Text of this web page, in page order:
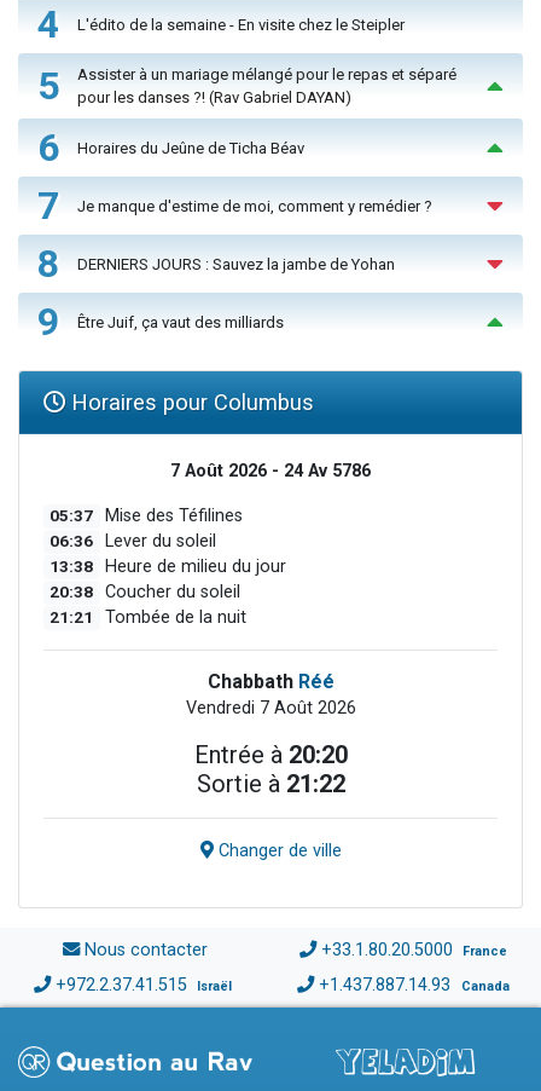
4 L'édito de la semaine - En visite chez le Steipler
5
Assister à un mariage mélangé pour le repas et séparé
pour les danses ?! (Rav Gabriel DAYAN)
6 Horaires du Jeûne de Ticha Béav
7 Je manque d'estime de moi, comment y remédier ?
8 DERNIERS JOURS : Sauvez la jambe de Yohan
9 Être Juif, ça vaut des milliards
Horaires pour Columbus
7 Août 2026 - 24 Av 5786
05:37 Mise des Téfilines
06:36 Lever du soleil
13:38 Heure de milieu du jour
20:38 Coucher du soleil
21:21 Tombée de la nuit
Chabbath Réé
Vendredi 7 Août 2026
Entrée à 20:20
Sortie à 21:22
Changer de ville
Nous contacter +33.1.80.20.5000 France
+972.2.37.41.515 Israël +1.437.887.14.93 Canada